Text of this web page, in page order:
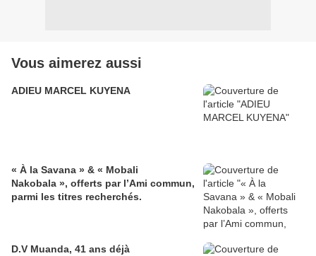
Vous aimerez aussi
ADIEU MARCEL KUYENA
« À la Savana » & « Mobali
Nakobala », offerts par l’Ami commun,
parmi les titres recherchés.
D.V Muanda, 41 ans déjà